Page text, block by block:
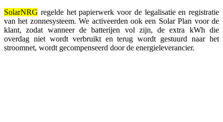
SolarNRG regelde het papierwerk voor de legalisatie en registratie
van het zonnesysteem. We activeerden ook een Solar Plan voor de
klant, zodat wanneer de batterijen vol zijn, de extra kWh die
overdag niet wordt verbruikt en terug wordt gestuurd naar het
stroomnet, wordt gecompenseerd door de energieleverancier.